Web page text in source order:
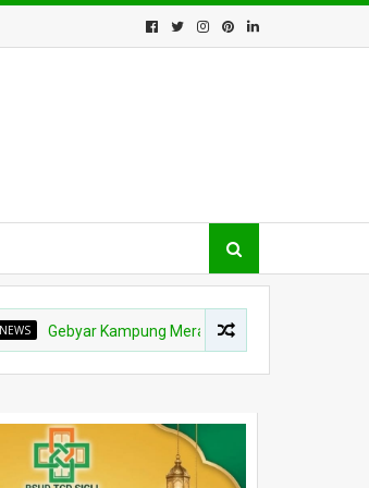
Kampung Merah Putih Berhadiah Rp150 Juta,